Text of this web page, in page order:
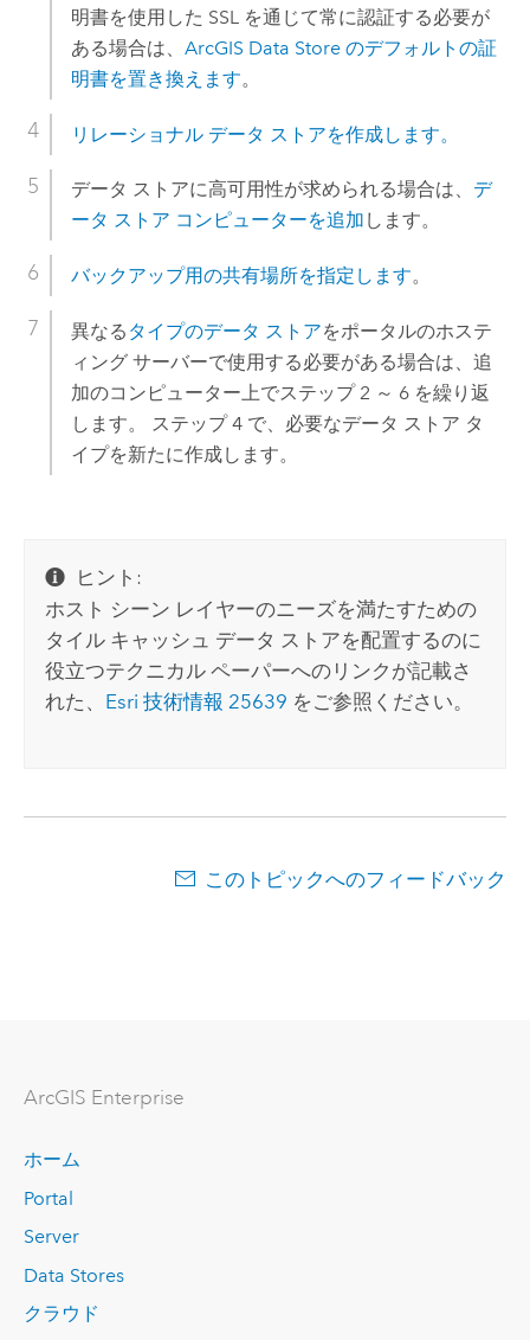
明書を使用した SSL を通じて常に認証する必要が
ある場合は、 ArcGIS Data Storeのデフォルトの証
明書を置き換えます。
リレーショナル データ ストアを作成します。
データ ストアに高可用性が求められる場合は、 デ
ータ ストア コンピューターを追加 します。
バックアップ用の共有場所を指定します。
異なる タイプのデータ ストアをポータルのホステ
ィング サーバーで使用する必要がある場合は、追
加のコンピューター上でステップ 2 ～ 6 を繰り返
します。 ステップ 4 で、必要なデータ ストア タ
イプを新たに作成します。
ヒント:
ホスト シーン レイヤーのニーズを満たすための
タイル キャッシュ データ ストアを配置するのに
役立つテクニカル ペーパーへのリンクが記載さ
れた、 Esri 技術情報 25639 をご参照ください。
このトピックへのフィードバック
ArcGIS Enterprise
ホーム
Portal
Server
Data Stores
クラウド